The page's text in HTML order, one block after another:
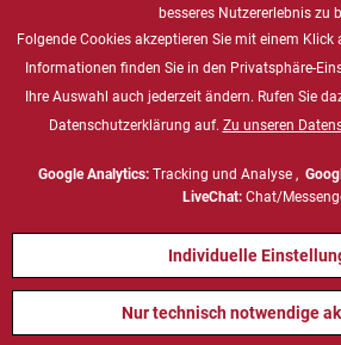
Gesundheitswesen
Marine
Energie & Chemie, ATEX
besseres Nutzererlebnis zu
Folgende Cookies akzeptieren Sie mit einem Klick
Informationen finden Sie in den Privatsphäre-
Ihre Auswahl auch jederzeit ändern. Rufen Sie
Datenschutzerklärung auf. Zu unseren
Google Analytics:Tracking und Analyse ,
LiveChat: Chat/
Individuelle
Nur technisch notwendige